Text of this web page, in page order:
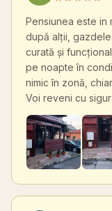
Pensiunea este
după alții,
curată și
pe noapte în
nimic în zonă,
Voi reveni cu